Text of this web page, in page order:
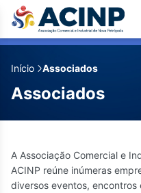
Início Associados
Associados
A Associação Comercial e
ACINP reúne inúmeras
diversos eventos, encontros